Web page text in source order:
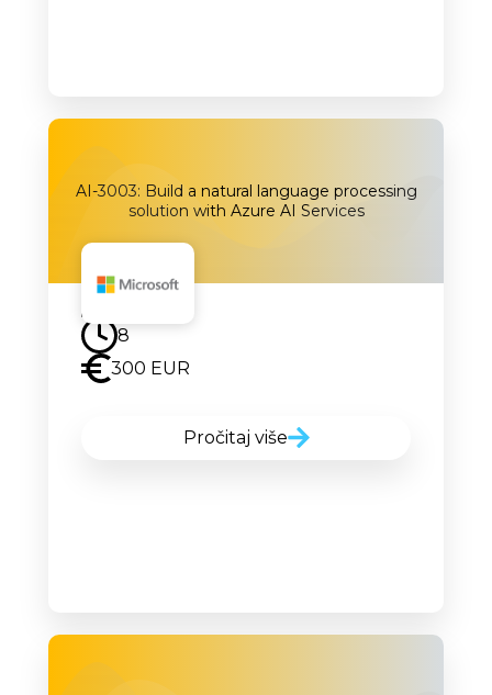
AI-3003: Build a natural language processing
solution with Azure AI Services
Uskoro
8
300 EUR
Pročitaj više